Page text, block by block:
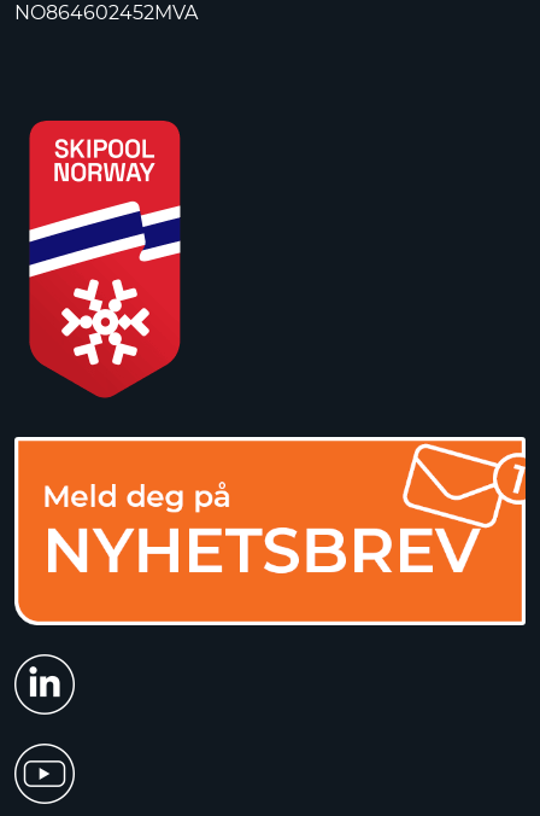
NO864602452MVA